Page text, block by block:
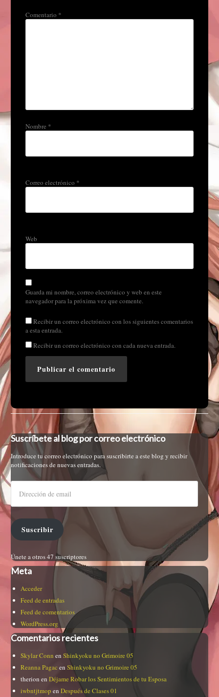
Comentario *
Nombre *
Correo electrónico *
Web
Guarda mi nombre, correo electrónico y web en este
navegador para la próxima vez que comente.
Recibir un correo electrónico con los siguientes comentarios
a esta entrada.
Recibir un correo electrónico con cada nueva entrada.
Suscríbete al blog por correo electrónico
Introduce tu correo electrónico para suscribirte a este blog y recibir
notificaciones de nuevas entradas.
Suscribir
Únete a otros 47 suscriptores
Meta
Acceder
Feed de entradas
Feed de comentarios
WordPress.org
Comentarios recientes
Skylar Conn enShinkyoku no Grimoire 05
Reanna Pagac enShinkyoku no Grimoire 05
therion enDéjame Robar los Sentimientos de tu Esposa
iwbntjtmop enDespués de Clases 01